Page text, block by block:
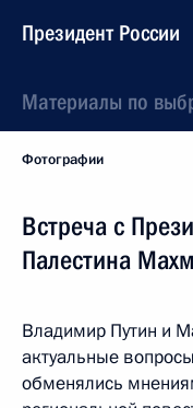
Президент России
Материалы по
Фотографии
Встреча с
Палестина
Владимир Путин и
актуальные
обменялись